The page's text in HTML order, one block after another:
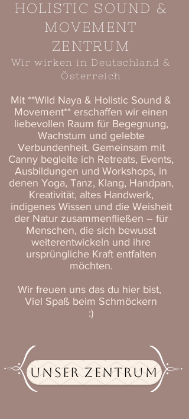
HOLISTIC SOUND &
MOVEMENT
ZENTRUM
Wir wirken in Deutschland &
Österreich
Mit **Wild Naya & Holistic Sound &
Movement** erschaffen wir einen
liebevollen Raum für Begegnung,
Wachstum und gelebte
Verbundenheit. Gemeinsam mit
Canny begleite ich Retreats, Events,
Ausbildungen und Workshops, in
denen Yoga, Tanz, Klang, Handpan,
Kreativität, altes Handwerk,
indigenes Wissen und die Weisheit
der Natur zusammenfließen – für
Menschen, die sich bewusst
weiterentwickeln und ihre
ursprüngliche Kraft entfalten
möchten.
Wir freuen uns das du hier bist,
Viel Spaß beim Schmöckern
:)
UNSER ZENTRUM